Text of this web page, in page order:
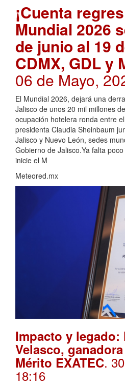
¡Cuenta
Mundial 2026
de junio al 19
CDMX, GDL y
06 de Mayo,
El Mundial 2026, dejará una
Jalisco de unos 20 mil millones
ocupación hotelera ronda entre
presidenta Claudia Sheinbaum
Jalisco y Nuevo León, sedes
Gobierno de Jalisco.Ya falta
inicie el M
Meteored.mx
Impacto y legado:
Velasco,
Mérito EXATEC.
18:16